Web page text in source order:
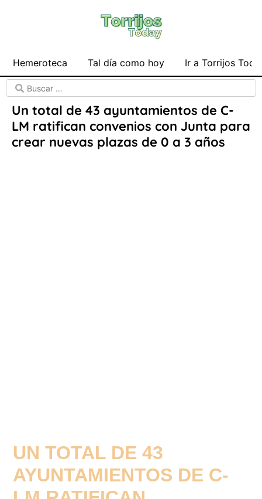
Hemeroteca Tal día como hoy Ir a Torrijos
Un total de 43 ayuntamientos de C-
LM ratifican convenios con Junta para
crear nuevas plazas de 0 a 3 años
UN TOTAL DE 43
AYUNTAMIENTOS DE C-